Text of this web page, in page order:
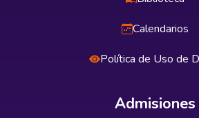
Calendarios
Política de Uso de
Admisiones